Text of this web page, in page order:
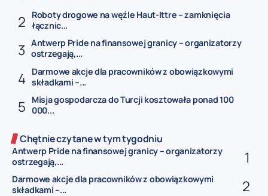
Roboty drogowe na węźle Haut-Ittre – zamknięcia
łącznic...
Antwerp Pride na finansowej granicy – organizatorzy
ostrzegają,...
Darmowe akcje dla pracowników z obowiązkowymi
składkami –...
Misja gospodarcza do Turcji kosztowała ponad 100
000...
Chętnie czytane w tym tygodniu
Antwerp Pride na finansowej granicy – organizatorzy
ostrzegają,...
Darmowe akcje dla pracowników z obowiązkowymi
składkami –...